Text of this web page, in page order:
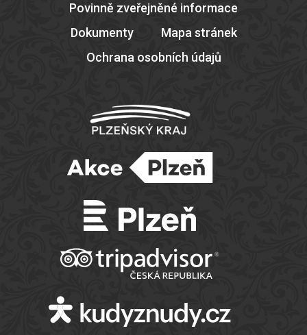
Povinně zveřejněné informace
Dokumenty
Mapa stránek
Ochrana osobních údajů